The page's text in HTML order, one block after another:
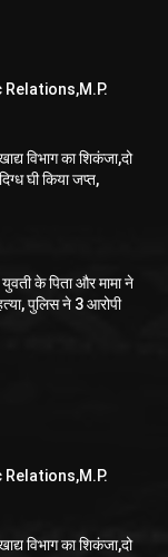
विभाग का शिकंजा,दो
घी किया जप्त,
के पिता और मामा ने
पुलिस ने 3 आरोपी
विभाग का शिकंजा,दो